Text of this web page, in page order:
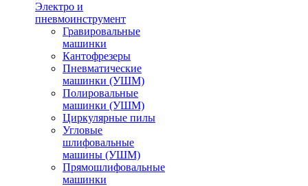
Электро и
пневмоинструмент
Гравировальные
машинки
Кантофрезеры
Пневматические
машинки (УШМ)
Полировальные
машинки (УШМ)
Циркулярные пилы
Угловые
шлифовальные
машины (УШМ)
Прямошлифовальные
машинки